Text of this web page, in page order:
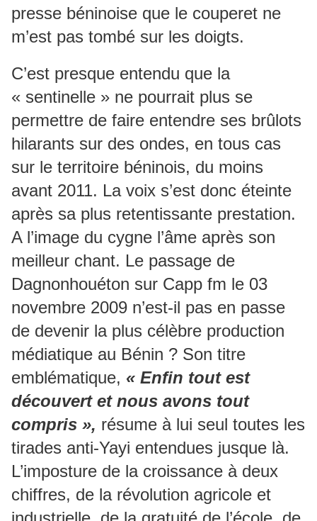
presse béninoise que le couperet ne
m’est pas tombé sur les doigts.
C’est presque entendu que la
« sentinelle » ne pourrait plus se
permettre de faire entendre ses brûlots
hilarants sur des ondes, en tous cas
sur le territoire béninois, du moins
avant 2011. La voix s’est donc éteinte
après sa plus retentissante prestation.
A l’image du cygne l’âme après son
meilleur chant. Le passage de
Dagnonhouéton sur Capp fm le 03
novembre 2009 n’est-il pas en passe
de devenir la plus célèbre production
médiatique au Bénin ? Son titre
emblématique, « Enfin tout est
découvert et nous avons tout
compris », résume à lui seul toutes les
tirades anti-Yayi entendues jusque là.
L’imposture de la croissance à deux
chiffres, de la révolution agricole et